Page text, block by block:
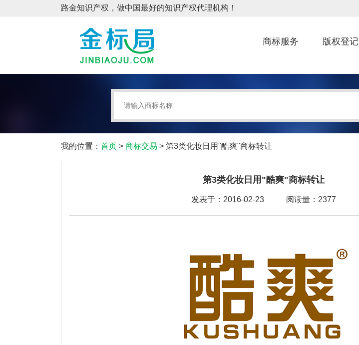
版权登记
商标服务
我的位置： 首页 > 商标交易 > 第3类化妆日用"酷爽"商标转让
第3类化妆日用"酷爽"商标转让
发表于：2016-02-23 阅读量：2377